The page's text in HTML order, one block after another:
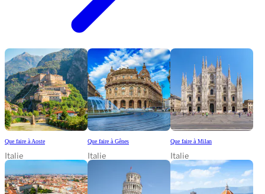
Que faire à Aoste
Italie
Que faire à Gênes
Italie
Que faire à Milan
Italie